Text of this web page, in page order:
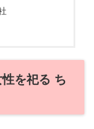
性を祀る ち